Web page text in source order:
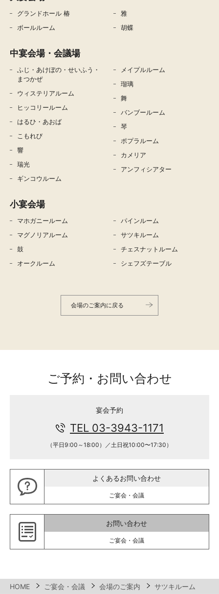
グランドホール 椿
ボールルーム
雅
胡蝶
中宴会場・会議場
ふじ・あけぼの・せいふう・
まつかぜ
ウィステリアルーム
ヒッコリールーム
はるひ・あおば
こもれび
響
瑞光
ギンコウルーム
メイプルルーム
瑠璃
舞
バンブールーム
琴
ポプラルーム
カメリア
アンフィシアター
小宴会場
マホガニールーム
マグノリアルーム
鼓
オークルーム
パインルーム
サツキルーム
チェスナットルーム
シェフズテーブル
会場のご案内に戻る
ご予約・お問い合わせ
宴会予約
TEL 03-3943-1171
（平日9:00～18:00）／土日祝10:00〜17:30）
よくあるお問い合わせ
ご宴会・会議
お問い合わせ
ご宴会・会議
HOME ご宴会・会議 会場のご案内 サツキルーム